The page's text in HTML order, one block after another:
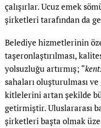
çalışırlar. Ucuz emek
şirketleri tarafından da
Belediye hizmetlerinin
taşeronlaştırılması,
yolsuzluğu artırmış; “
sahaları oluşturulması
kitlelerini artan şekilde
getirmiştir. Uluslararası
şirketleri başta olmak